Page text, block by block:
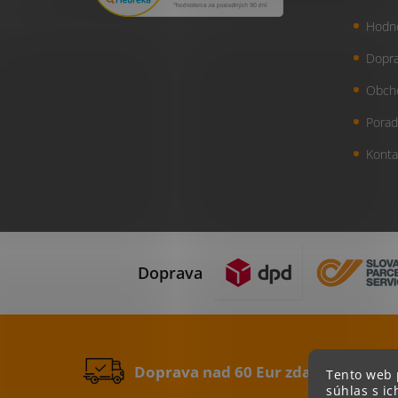
Tento web
súhlas s
Doprava
Doprava nad 60 Eur zdarma